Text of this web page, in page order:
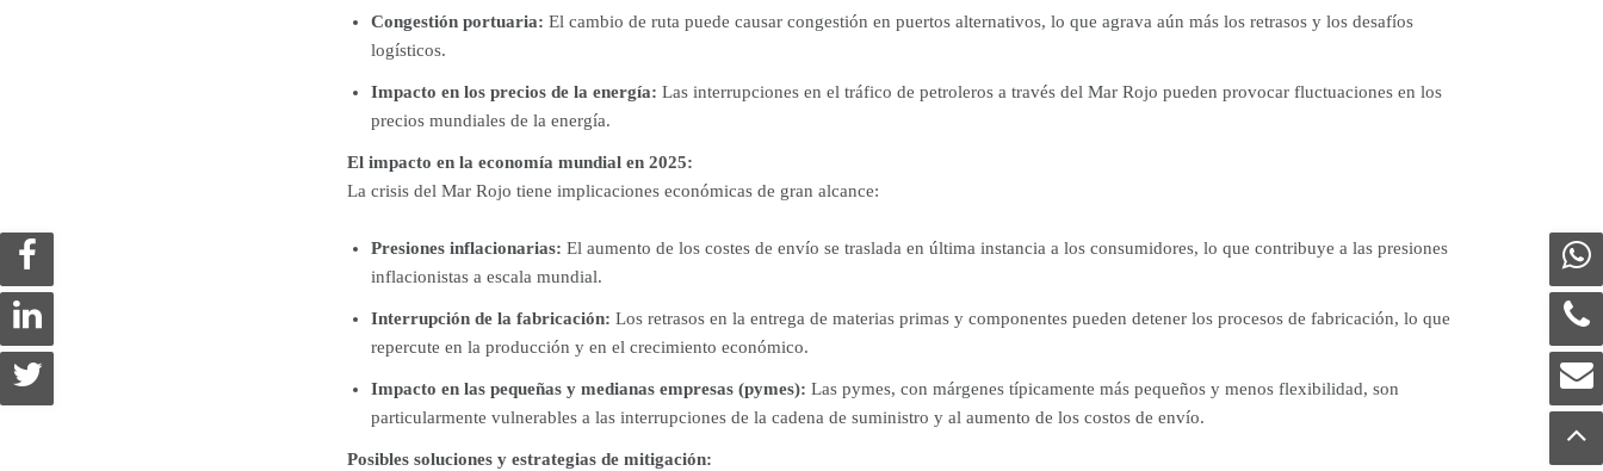
Congestión portuaria: El cambio de ruta puede causar congestión en puertos alternativos, lo que agrava aún más los retrasos y los desafíos
logísticos.
Impacto en los precios de la energía: Las interrupciones en el tráfico de petroleros a través del Mar Rojo pueden provocar fluctuaciones en los
precios mundiales de la energía.
El impacto en la economía mundial en 2025:
La crisis del Mar Rojo tiene implicaciones económicas de gran alcance:
Presiones inflacionarias: El aumento de los costes de envío se traslada en última instancia a los consumidores, lo que contribuye a las presiones
inflacionistas a escala mundial.
Interrupción de la fabricación: Los retrasos en la entrega de materias primas y componentes pueden detener los procesos de fabricación, lo que
repercute en la producción y en el crecimiento económico.
Impacto en las pequeñas y medianas empresas (pymes): Las pymes, con márgenes típicamente más pequeños y menos flexibilidad, son
particularmente vulnerables a las interrupciones de la cadena de suministro y al aumento de los costos de envío.
Posibles soluciones y estrategias de mitigación: